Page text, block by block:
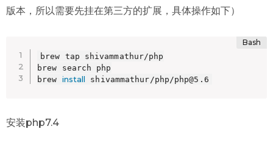
版本，所以需要先挂在第三方的扩展，具体操作如下）
brew tap shivammathur/php
brew search php
brew install shivammathur/php/php@5.6
安装php7.4